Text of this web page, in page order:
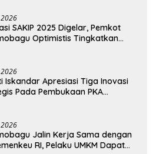
SAKIP 2025 Digelar, Pemkot
Optimistis Tingkatkan
Iskandar Apresiasi Tiga Inovasi
Pada Pembukaan PKA
Jalin Kerja Sama dengan
RI, Pelaku UMKM Dapat